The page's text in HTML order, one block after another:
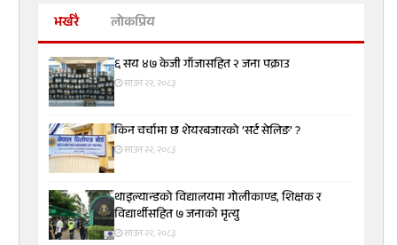
भर्खरै लोकप्रिय
६ सय ४७ केजी गाँजासहित २ जना पक्राउ
साउन २२, २०८३
किन चर्चामा छ शेयरबजारको ‘सर्ट सेलिङ’ ?
साउन २२, २०८३
थाइल्यान्डको विद्यालयमा गोलीकाण्ड, शिक्षक र
विद्यार्थीसहित ७ जनाको मृत्यु
साउन २२, २०८३